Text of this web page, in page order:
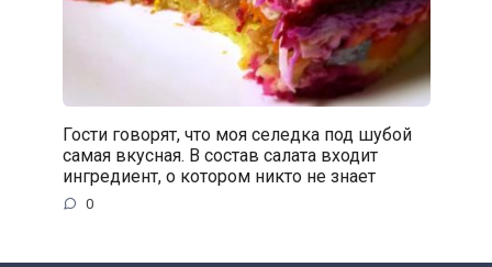
Гости говорят, что моя селедка под шубой
самая вкусная. В состав салата входит
ингредиент, о котором никто не знает
0